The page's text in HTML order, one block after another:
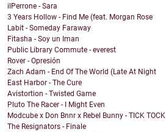
ilPerrone - Sara
3 Years Hollow - Find Me (feat. Morgan Rose
Labit - Someday Faraway
Fitasha - Soy un Iman
Public Library Commute - everest
Rover - Opresión
Zach Adam - End Of The World (Late At Night
East Harbor - The Cure
Avistortion - Twisted Game
Pluto The Racer - I Might Even
Modcube x Don Bnnr x Rebel Bunny - TICK TOCK
The Resignators - Finale